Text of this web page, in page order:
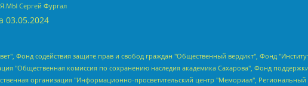
Я.МЫ Сергей Фургал
03.05.2024
Латвийской Республике, SIA "Medusa Project" (регистрационный номер 40103797863, дата регистрации 10.06.2014), Некоммерческая организация "Фонд по борьбе с коррупцией", Автономная некоммерческая организация "Институт права и публичной политики", Баданин Роман Сергеевич, Гликин Максим Александрович, Железнова Мария Михайловна, Лукьянова Юлия Сергеевна, Маетная Елизавета Витальевна, Маняхин Петр Борисович, Чуракова Ольга Владимировна, Ярош Юлия Петровна, Юридическое лицо "The Insider SIA", зарегистрированное в Риге, Латвийская Республика (дата регистрации 26.06.2015), являющееся администратором доменного имени интернет-издания "The Insider SIA", https://theins.ru, Постернак Алексей Евгеньевич, Рубин Михаил Аркадьевич, Анин Роман Александрович, Юридическое лицо Istories fonds, зарегистрированное в Латвийской Республике (регистрационный номер 50008295751, дата регистрации 24.02.2020), Великовский Дмитрий Александрович, Долинина Ирина Николаевна, Мароховская Алеся Алексеевна, Шлейнов Роман Юрьевич, Шмагун Олеся Валентиновна, Общество с ограниченной ответственностью "Альтаир 2021", Общество с ограниченной ответственностью "Вега 2021", Общество с ограниченной ответственностью "Главный редактор 2021", Общество с ограниченной ответственностью "Ромашки монолит", Важенков Артем Валерьевич, Ивановская областная общественная организация "Центр гендерных исследований", Гурман Юрий Альбертович, Медиапроект "ОВД-Инфо", Егоров Владимир Владимирович, Жилинский Владимир Александрович, Общество с ограниченной ответственностью "ЗП", Иванова София Юрьевна, Карезина Инна Павловна, Кильтау Екатерина Викторовна, Петров Алексей Викторович, Пискунов Сергей Евгеньевич, Смирнов Сергей Сергеевич, Тихонов Михаил Сергеевич, Общество с ограниченной ответственностью "ЖУРНАЛИСТ-ИНОСТРАННЫЙ АГЕНТ", Арапова Галина Юрьевна, Вольтская Татьяна Анатольевна, Американская компания "Mason G.E.S. Anonymous Foundation" (США), являющаяся владельцем интернет-издания https://mnews.world/, Компания "Stichting Bellingcat", зарегистрированная в Нидерландах (дата регистрации 11.07.2018), Захаров Андрей Вячеславович, Клепиковская Екатерина Дмитриевна, Общество с ограниченной ответственностью "МЕМО", Перл Роман Александрович, Симонов Евгений Алексеевич, Соловьева Елена Анатольевна, Сотников Даниил Владимирович, Сурначева Елизавета Дмитриевна, Автономная некоммерческая организация по защите прав человека и информированию населения "Якутия – Наше Мнение", Общество с ограниченной ответственностью "Москоу диджитал медиа", с 26.01.2023 Общество с ограниченной ответственностью "Чайка Белые сады", Ветошкина Валерия Валерьевна, Заговора Максим Александрович, Межрегиональное общественное движение "Российская ЛГБТ - сеть", Оленичев Максим Владимирович, Павлов Иван Юрьевич, Скворцова Елена Сергеевна, Общество с ограниченной ответственностью "Как бы инагент", Кочетков Игорь Викторович, Общество с ограниченной ответственностью "Честные выборы", Еланчик Олег Александрович, Общество с ограниченной ответственностью "Нобелевский призыв", Гималова Регина Эмилевна, Григорьев Андрей Валерьевич, Григорьева Алина Александровна, Ассоциация по содействию защите прав призывников, альтернативнослужащих и военнослужащих "Правозащитная группа "Гражданин.Армия.Право", Хисамова Регина Фаритовна, Автономная некоммерческая организация по реализации социально-правовых программ "Лилит", Дальневосточное общественное движение "Маяк", Санкт-Петербургская ЛГБТ-инициативная группа "Выход", Инициативная группа ЛГБТ+ "Реверс", Алексеев Андрей Викторович, Бекбулатова Таисия Львовна, Беляев Иван Михайлович, Владыкина Елена Сергеевна, Гельман Марат Александрович, Никульшина Вероника Юрьевна, Толоконникова Надежда Андреевна, Шендерович Виктор Анатольевич, Общество с ограниченной ответственностью "Данное сообщение", Общество с ограниченной ответственностью Издательский дом "Новая глава", Айнбиндер Александра Александровна, Московский комьюнити-центр для ЛГБТ+инициатив,